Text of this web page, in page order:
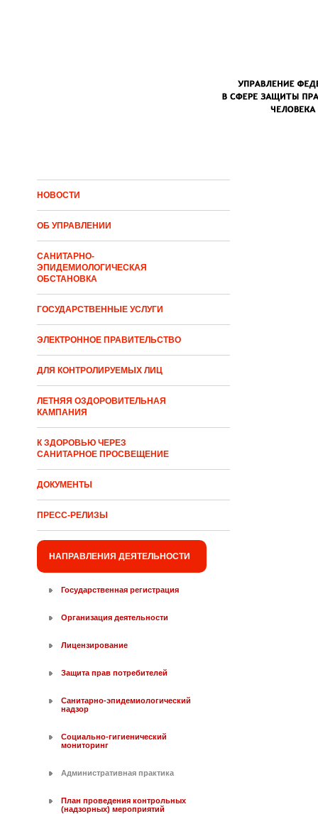
НОВОСТИ
ОБ УПРАВЛЕНИИ
САНИТАРНО-
ЭПИДЕМИОЛОГИЧЕСКАЯ
ОБСТАНОВКА
ГОСУДАРСТВЕННЫЕ УСЛУГИ
ЭЛЕКТРОННОЕ ПРАВИТЕЛЬСТВО
ДЛЯ КОНТРОЛИРУЕМЫХ ЛИЦ
ЛЕТНЯЯ ОЗДОРОВИТЕЛЬНАЯ
КАМПАНИЯ
К ЗДОРОВЬЮ ЧЕРЕЗ
САНИТАРНОЕ ПРОСВЕЩЕНИЕ
ДОКУМЕНТЫ
ПРЕСС-РЕЛИЗЫ
НАПРАВЛЕНИЯ ДЕЯТЕЛЬНОСТИ
Государственная регистрация
Организация деятельности
Лицензирование
Защита прав потребителей
Санитарно-эпидемиологический
надзор
Социально-гигиенический
мониторинг
Административная практика
План проведения контрольных
(надзорных) мероприятий